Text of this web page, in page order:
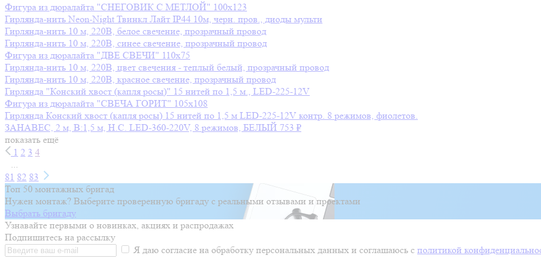
Фигура из дюралайта "СНЕГОВИК С МЕТЛОЙ" 100х123
Гирлянда-нить Neon-Night Твинкл Лайт IP44 10м, черн. пров., диоды мульти
Гирлянда-нить 10 м, 220В, белое свечение, прозрачный провод
Гирлянда-нить 10 м, 220В, синее свечение, прозрачный провод
Фигура из дюралайта "ДВЕ СВЕЧИ" 110х75
Гирлянда-нить 10 м, 220В, цвет свечения - теплый белый, прозрачный провод
Гирлянда-нить 10 м, 220В, красное свечение, прозрачный провод
Гирлянда "Конский хвост (капля росы)" 15 нитей по 1,5 м., LED-225-12V
Фигура из дюралайта "СВЕЧА ГОРИТ" 105х108
Гирлянда Конский хвост (капля росы) 15 нитей по 1,5 м LED-225-12V контр. 8 режимов, фиолетов.
ЗАНАВЕС, 2 м, В:1,5 м, Н.С. LED-360-220V, 8 режимов, БЕЛЫЙ 753 ₽
показать ещё
1 2 3 4
...
81 82 83
Топ 50 монтажных бригад
Нужен монтаж? Выберите проверенную бригаду с реальными отзывами и проектами
Выбрать бригаду
Узнавайте первыми о новинках, акциях и распродажах
Подпишитесь на рассылку
Я даю согласие на обработку персональных данных и соглашаюсь с политикой